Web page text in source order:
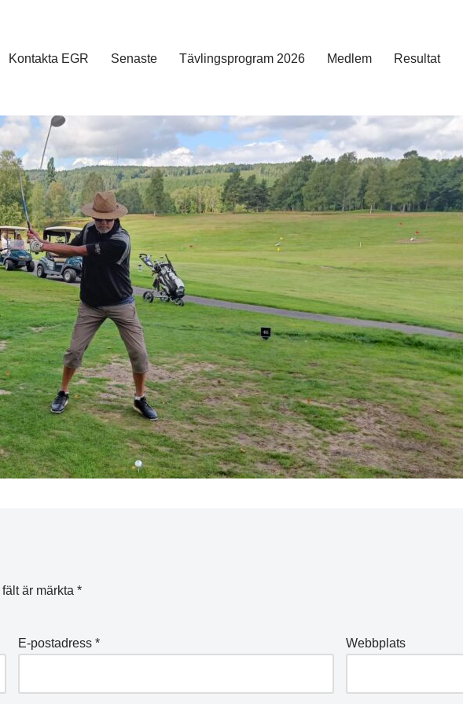
Kontakta EGR Senaste Tävlingsprogram 2026 Medlem Resultat
är märkta *
E-postadress* Webbplats